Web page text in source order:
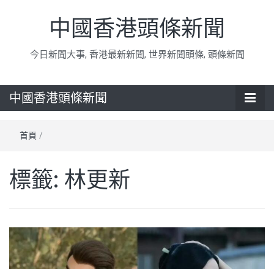
中國香港頭條新聞
今日新聞大事, 香港最新新聞, 世界新聞頭條, 頭條新聞
中國香港頭條新聞
首頁 /
標籤: 林更新